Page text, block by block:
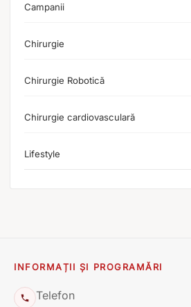
Campanii
Chirurgie
Chirurgie Robotică
Chirurgie cardiovasculară
Lifestyle
INFORMAȚII ȘI PROGRAMĂRI
Telefon